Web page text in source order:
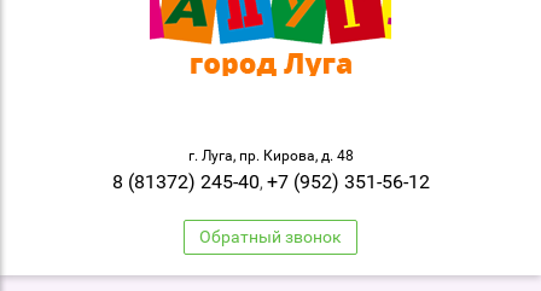
г. Луга, пр. Кирова, д. 48
8 (81372) 245-40, +7 (952) 351-56-12
Обратный звонок